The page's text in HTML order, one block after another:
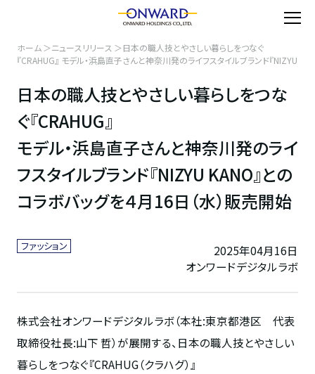
ホーム ニュースリリース
日本の職人技とやさしい暮らしをつなぐ
『CRAHUG』 モデル・浜島直子さんと神奈川発のライフスタイルブランド『NIZYU
日本の職人技とやさしい暮らしをつな
ぐ『CRAHUG』
モデル・浜島直子さんと神奈川発のライ
フスタイルブランド『NIZYU KANO』との
コラボバッグを４月16日（水）販売開始
ファッション
2025年04月16日
オンワードデジタルラボ
株式会社オンワードデジタルラボ（本社:東京都港区 代表
取締役社長:山下 哲）が展開する、日本の職人技とやさしい
暮らしをつなぐ『CRAHUG（クラハグ）』